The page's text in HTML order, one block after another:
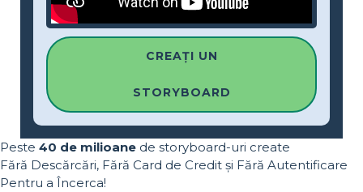
CREAȚI UN
STORYBOARD
Peste 40 de milioane de storyboard-uri create
Fără Descărcări, Fără Card de Credit și Fără Autentificare
Pentru a Încerca!